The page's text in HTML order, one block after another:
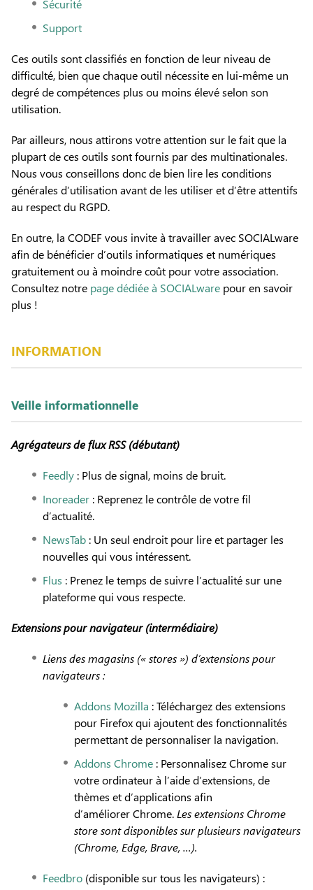
Sécurité
Support
Ces outils sont classifiés en fonction de leur niveau de
difficulté, bien que chaque outil nécessite en lui-même un
degré de compétences plus ou moins élevé selon son
utilisation.
Par ailleurs, nous attirons votre attention sur le fait que la
plupart de ces outils sont fournis par des multinationales.
Nous vous conseillons donc de bien lire les conditions
générales d’utilisation avant de les utiliser et d’être attentifs
au respect du RGPD.
En outre, la CODEF vous invite à travailler avec SOCIALware
afin de bénéficier d’outils informatiques et numériques
gratuitement ou à moindre coût pour votre association.
Consultez notre page dédiée à SOCIALware pour en savoir
plus !
INFORMATION
Veille informationnelle
Agrégateurs de flux RSS (débutant)
Feedly : Plus de signal, moins de bruit.
Inoreader : Reprenez le contrôle de votre fil
d’actualité.
NewsTab : Un seul endroit pour lire et partager les
nouvelles qui vous intéressent.
Flus : Prenez le temps de suivre l’actualité sur une
plateforme qui vous respecte.
Extensions pour navigateur (intermédiaire)
Liens des magasins (« stores ») d’extensions pour
navigateurs :
Addons Mozilla : Téléchargez des extensions
pour Firefox qui ajoutent des fonctionnalités
permettant de personnaliser la navigation.
Addons Chrome : Personnalisez Chrome sur
votre ordinateur à l’aide d’extensions, de
thèmes et d’applications afin
d’améliorer Chrome.Les extensions Chrome
store sont disponibles sur plusieurs navigateurs
(Chrome, Edge, Brave, …).
Feedbro (disponible sur tous les navigateurs) :